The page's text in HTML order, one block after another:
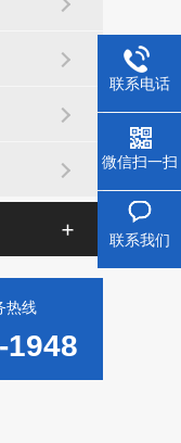
热线
1948
联系电话
微信扫一扫
联系我们